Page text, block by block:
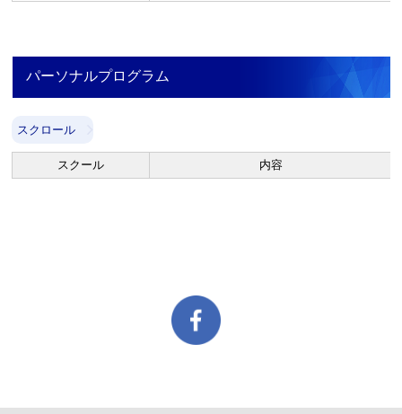
パーソナルプログラム
スクロール
スクール 内容